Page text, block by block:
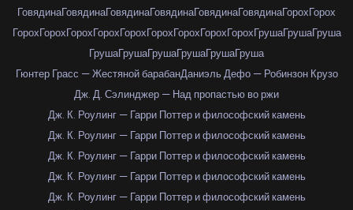
ГовядинаГовядинаГовядинаГовядинаГовядинаГовядинаГорохГорох
ГорохГорохГорохГорохГорохГорохГорохГорохГорохГрушаГрушаГруша
ГрушаГрушаГрушаГрушаГрушаГруша
Гюнтер Грасс — Жестяной барабанДаниэль Дефо — Робинзон Крузо
Дж. Д. Сэлинджер — Над пропастью во ржи
Дж. К. Роулинг — Гарри Поттер и философский камень
Дж. К. Роулинг — Гарри Поттер и философский камень
Дж. К. Роулинг — Гарри Поттер и философский камень
Дж. К. Роулинг — Гарри Поттер и философский камень
Дж. К. Роулинг — Гарри Поттер и философский камень